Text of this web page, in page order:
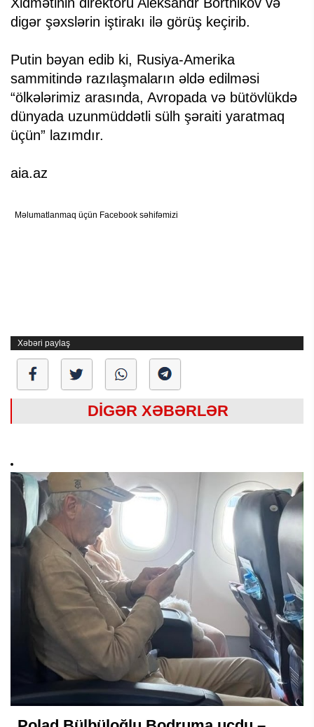
digər şəxslərin iştirakı ilə görüş keçirib.
Putin bəyan edib ki, Rusiya-Amerika
sammitində razılaşmaların əldə edilməsi
“ölkələrimiz arasında, Avropada və bütövlükdə
dünyada uzunmüddətli sülh şəraiti yaratmaq
üçün” lazımdır.
aia.az
Məlumatlanmaq üçün Facebook səhifəmizi
Xəbəri paylaş
DİGƏR XƏBƏRLƏR